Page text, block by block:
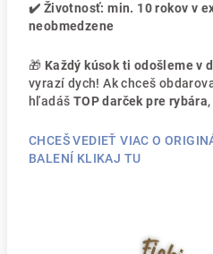
✔️ Životnosť: min. 10 rokov v
neobmedzene
🎁 Každý kúsok ti odošleme v
vyrazí dych! Ak chceš
hľadáš TOP darček pre rybára
CHCEŠ VEDIEŤ VIAC O
BALENÍ KLIKAJ TU